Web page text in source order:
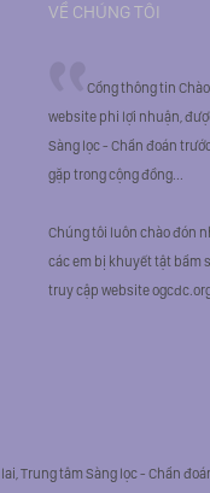
VỀ CHÚNG TÔI
Cổng thông tin
website phi lợi nhuận,
Sàng lọc - Chẩn đoán
gặp trong cộng đồng...
Chúng tôi luôn chào đón
các em bị khuyết tật bẩm
truy cập website
Trung tâm Sàng lọc - Chẩn